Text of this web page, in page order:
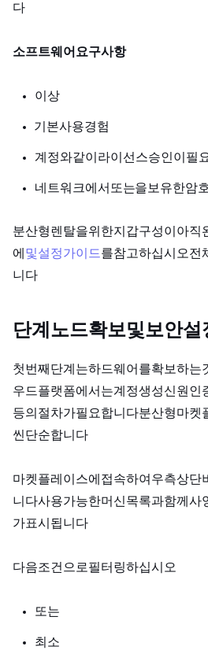
다.
소프트웨어 요구 사항:
Python 3.10 이상
PyTorch 기본 사용 경험
Hugging Face 계정 (Llama와 같이 라이선스
Polygon 네트워크에서 USDC 또는 MATIC을 보유한 암호
분산형 GPU 렌탈을 위한 지갑 구성이 아
에 MetaMask 및 Polygon 설정 가이드를 참고하십시오. 전
니다.
단계 1: Compute 노드 확보 및 보안
첫 번째 단계는 하드웨어를 확보하는
우드 플랫폼에서는 계정 생성, 신원 인
등의 절차가 필요합니다. 분산형 마
씬 단순합니다.
GPUFlow 마켓플레이스에 접속하여 우측
니다. 사용 가능한 머신 목록과 함께 사
가 표시됩니다.
다음 조건으로 필터링하십시오.
RTX 4090 (24GB VRAM) 또는 RTX 6000 Ada (48GB VRAM)
최소 32GB